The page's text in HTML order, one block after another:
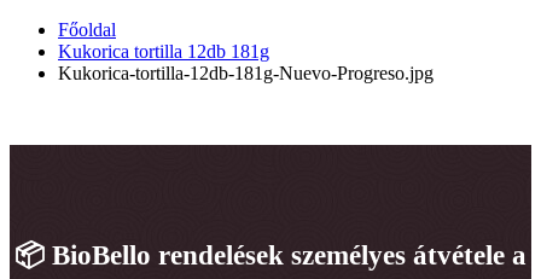
Főoldal
Kukorica tortilla 12db 181g
Kukorica-tortilla-12db-181g-Nuevo-Progreso.jpg
📦 BioBello rendelések személyes átvétele a